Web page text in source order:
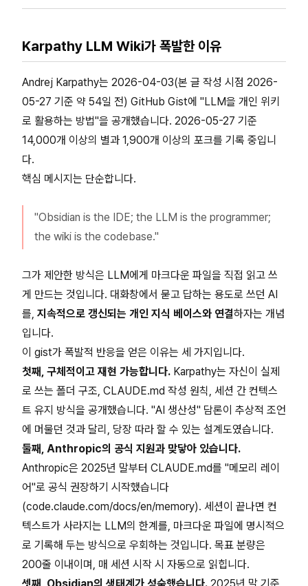
Karpathy LLM Wiki가 폭발한 이유
Andrej Karpathy는 2026-04-03(본 글 작성 시점 2026-
05-27 기준 약 54일 전) GitHub Gist에 "LLM을 개인 위키
로 활용하는 방법"을 공개했습니다. 2026-05-27 기준
14,000개 이상의 별과 1,900개 이상의 포크를 기록 중입니
다.
핵심 메시지는 단순합니다.
"Obsidian is the IDE; the LLM is the programmer;
the wiki is the codebase."
그가 제안한 방식은 LLM에게 마크다운 파일을 직접 읽고 쓰
게 만드는 것입니다. 대화창에서 묻고 답하는 용도로 쓰던 AI
를, 지속적으로 갱신되는 개인 지식 베이스와 연결하자는 개념
입니다.
이 gist가 폭발적 반응을 얻은 이유는 세 가지입니다.
첫째, 구체적이고 재현 가능합니다. Karpathy는 자신이 실제
로 쓰는 폴더 구조, CLAUDE.md 작성 원칙, 세션 간 컨텍스
트 유지 방식을 공개했습니다. "AI 생산성" 담론이 추상적 조언
에 머물던 것과 달리, 당장 따라 할 수 있는 설계도였습니다.
둘째, Anthropic의 공식 지원과 맞닿아 있습니다.
Anthropic은 2025년 말부터 CLAUDE.md를 "메모리 레이
어"로 공식 권장하기 시작했습니다
(code.claude.com/docs/en/memory). 세션이 끝나면 컨
텍스트가 사라지는 LLM의 한계를, 마크다운 파일에 명시적으
로 기록해 두는 방식으로 우회하는 것입니다. 목표 분량은
200줄 이내이며, 매 세션 시작 시 자동으로 읽힙니다.